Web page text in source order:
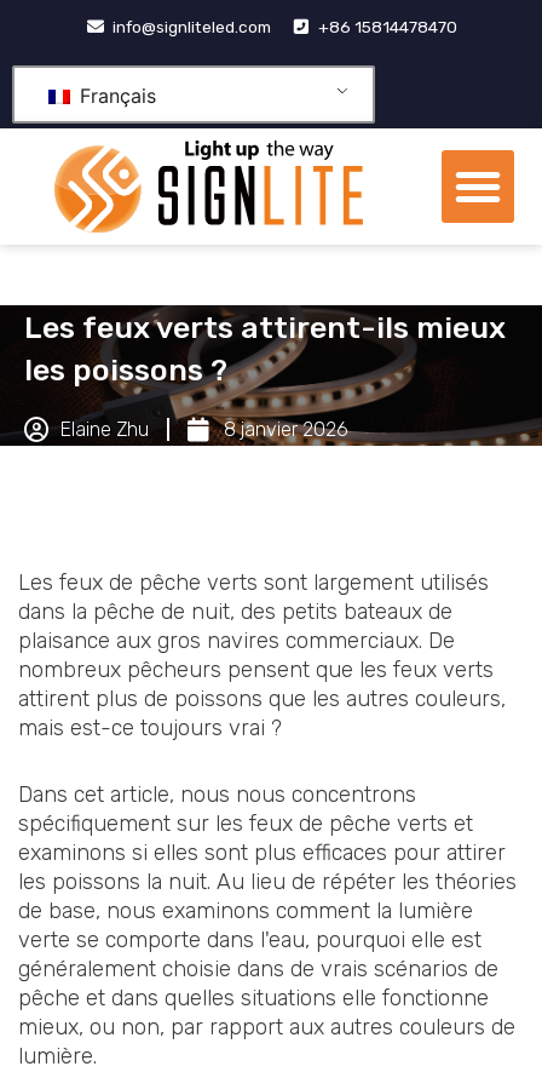
contenu
info@signliteled.com +86 15814478470
Français
Les feux verts attirent-ils mieux
les poissons ?
Elaine Zhu 8 janvier 2026
Les feux de pêche verts sont largement utilisés
dans la pêche de nuit, des petits bateaux de
plaisance aux gros navires commerciaux. De
nombreux pêcheurs pensent que les feux verts
attirent plus de poissons que les autres couleurs,
mais est-ce toujours vrai ?
Dans cet article, nous nous concentrons
spécifiquement sur les feux de pêche verts et
examinons si elles sont plus efficaces pour attirer
les poissons la nuit. Au lieu de répéter les théories
de base, nous examinons comment la lumière
verte se comporte dans l'eau, pourquoi elle est
généralement choisie dans de vrais scénarios de
pêche et dans quelles situations elle fonctionne
mieux, ou non, par rapport aux autres couleurs de
lumière.